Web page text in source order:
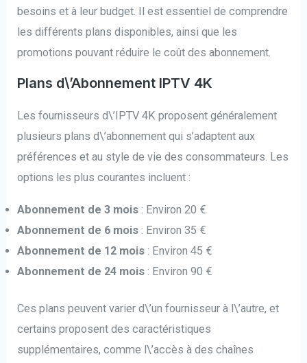
besoins et à leur budget. Il est essentiel de comprendre
les différents plans disponibles, ainsi que les
promotions pouvant réduire le coût des abonnement.
Plans d\’Abonnement IPTV 4K
Les fournisseurs d\’IPTV 4K proposent généralement
plusieurs plans d\’abonnement qui s’adaptent aux
préférences et au style de vie des consommateurs. Les
options les plus courantes incluent :
Abonnement de 3 mois : Environ 20 €
Abonnement de 6 mois : Environ 35 €
Abonnement de 12 mois : Environ 45 €
Abonnement de 24 mois : Environ 90 €
Ces plans peuvent varier d\’un fournisseur à l\’autre, et
certains proposent des caractéristiques
supplémentaires, comme l\’accès à des chaînes